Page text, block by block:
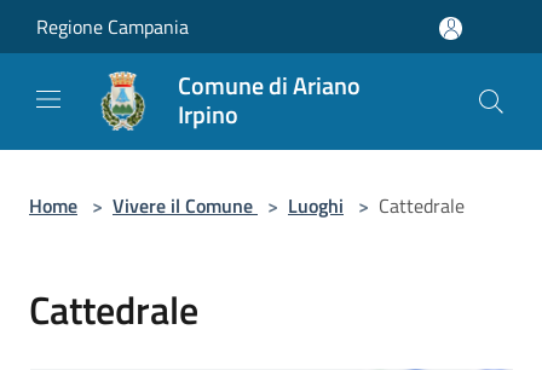
Salta al contenuto principale
Regione Campania
Comune di Ariano
Irpino
Home > Vivere il Comune > Luoghi > Cattedrale
Cattedrale